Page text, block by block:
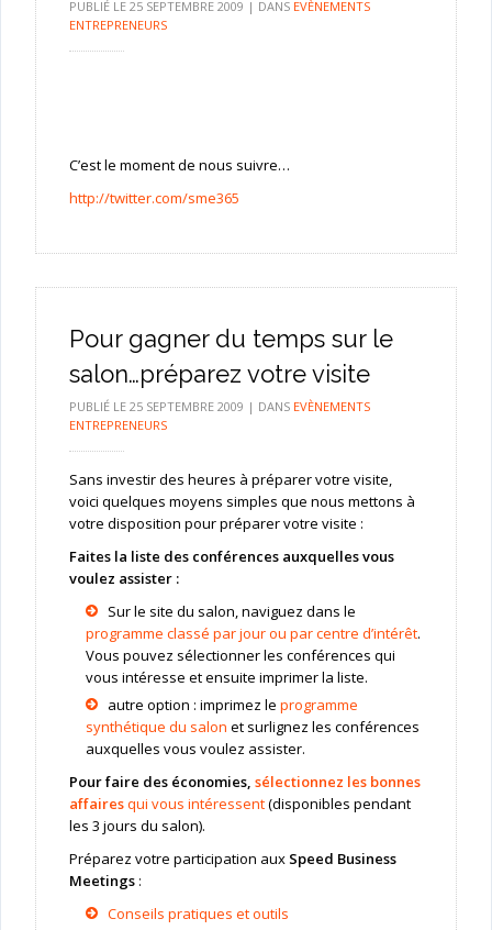
PUBLIÉ LE 25 SEPTEMBRE 2009 | DANS EVÈNEMENTS
ENTREPRENEURS
C’est le moment de nous suivre…
http://twitter.com/sme365
Pour gagner du temps sur le
salon…préparez votre visite
PUBLIÉ LE 25 SEPTEMBRE 2009 | DANS EVÈNEMENTS
ENTREPRENEURS
Sans investir des heures à préparer votre visite,
voici quelques moyens simples que nous mettons à
votre disposition pour préparer votre visite :
Faites la liste des conférences auxquelles vous
voulez assister :
Sur le site du salon, naviguez dans le
programme classé par jour ou par centre d’intérêt.
Vous pouvez sélectionner les conférences qui
vous intéresse et ensuite imprimer la liste.
autre option : imprimez leprogramme
synthétique du salon et surlignez les conférences
auxquelles vous voulez assister.
Pour faire des économies, sélectionnez les bonnes
affairesqui vous intéressent(disponibles pendant
les 3 jours du salon).
Préparez votre participation aux Speed Business
Meetings:
Conseils pratiques et outils